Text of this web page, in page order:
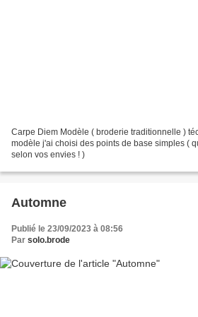
Carpe Diem Modèle ( broderie traditionnelle )
modèle j'ai choisi des points de base simples (
selon vos envies ! )
Automne
Publié le 23/09/2023 à 08:56
Par solo.brode